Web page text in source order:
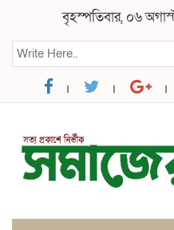
বৃহস্পতিবার, ০৬